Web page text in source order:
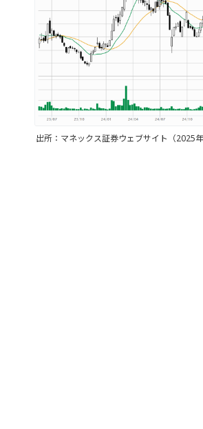
出所：マネックス証券ウェブサイト（2025